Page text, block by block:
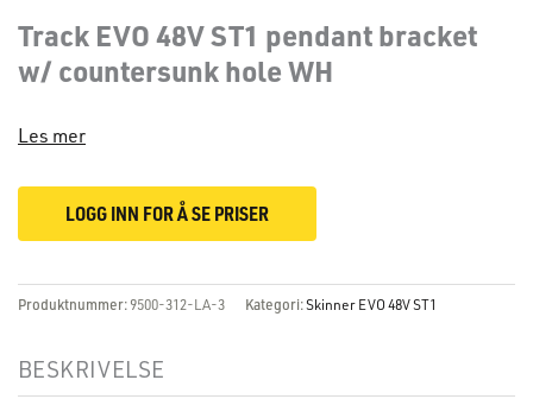
Track EVO 48V ST1 pendant bracket
w/ countersunk hole WH
Les mer
LOGG INN FOR Å SE PRISER
Produktnummer: 9500-312-LA-3 Kategori:Skinner EVO 48V ST1
BESKRIVELSE